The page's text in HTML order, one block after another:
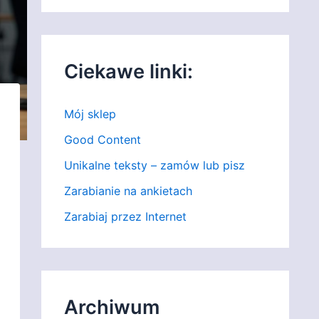
Ciekawe linki:
Mój sklep
Good Content
Unikalne teksty – zamów lub pisz
Zarabianie na ankietach
Zarabiaj przez Internet
Archiwum